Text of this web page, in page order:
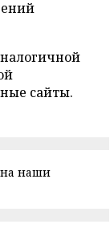
сайты.
наши